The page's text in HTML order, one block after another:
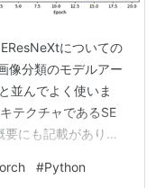
についての
像分類のモデルアー
並んでよく使いま
テクチャであるSE
にも記載がありま
。 arxiv.org 概要
#Python